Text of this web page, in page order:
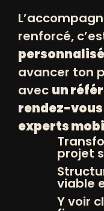
À
+
renforcé,
avancer ton
avec un
rendez-
experts
projet
viable
Y voir